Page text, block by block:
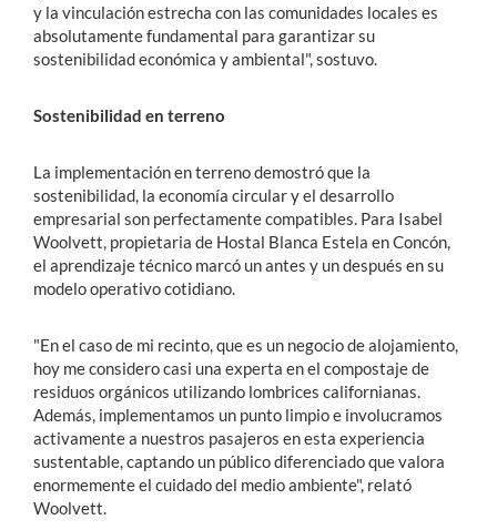
y la vinculación estrecha con las comunidades locales es
absolutamente fundamental para garantizar su
sostenibilidad económica y ambiental", sostuvo.
Sostenibilidad en terreno
La implementación en terreno demostró que la
sostenibilidad, la economía circular y el desarrollo
empresarial son perfectamente compatibles. Para Isabel
Woolvett, propietaria de Hostal Blanca Estela en Concón,
el aprendizaje técnico marcó un antes y un después en su
modelo operativo cotidiano.
"En el caso de mi recinto, que es un negocio de alojamiento,
hoy me considero casi una experta en el compostaje de
residuos orgánicos utilizando lombrices californianas.
Además, implementamos un punto limpio e involucramos
activamente a nuestros pasajeros en esta experiencia
sustentable, captando un público diferenciado que valora
enormemente el cuidado del medio ambiente", relató
Woolvett.